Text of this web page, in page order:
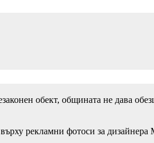
обект, общината не дава
рекламни фотоси за